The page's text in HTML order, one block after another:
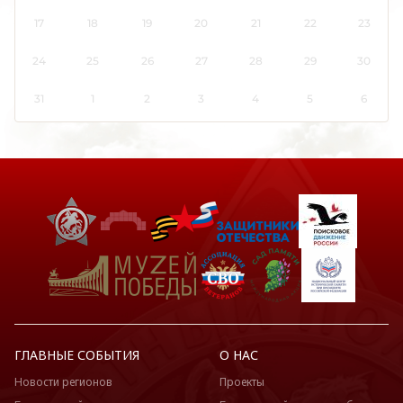
Краснодарский край
Курская область
Липецкая область
Луганская Народная Республика
Магаданская область
Марий Эл
Московская область
Мурманская область
17 18 19 20 21 22 23
24 25 26 27 28 29 30
31 1 2 3 4 5 6
ГЛАВНЫЕ СОБЫТИЯ
Новости регионов
О НАС
Проекты